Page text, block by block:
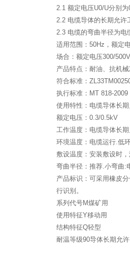
2.1 额定电压U0/U分别为
2.2 电缆导体的长期允许
2.3 电缆的弯曲半径为电
适用范围： 50Hz ，额定
场合：额定电压300/500V
产品特点：耐油、抗机
符合标准：
执行标准： MT 818-2009
使用特性：电缆导体长
额定电压： 0.3/0.5kV
工作温度：电缆导体长
环境温度：电缆运行.低
敷设温度：安装敷设时
弯曲半径：推荐.小弯曲:
产品标识：可采用橡皮
行识别。
系列代号M煤矿用
使用特征Y移动用
结构特征Q轻型
耐温等级90导体长期允许